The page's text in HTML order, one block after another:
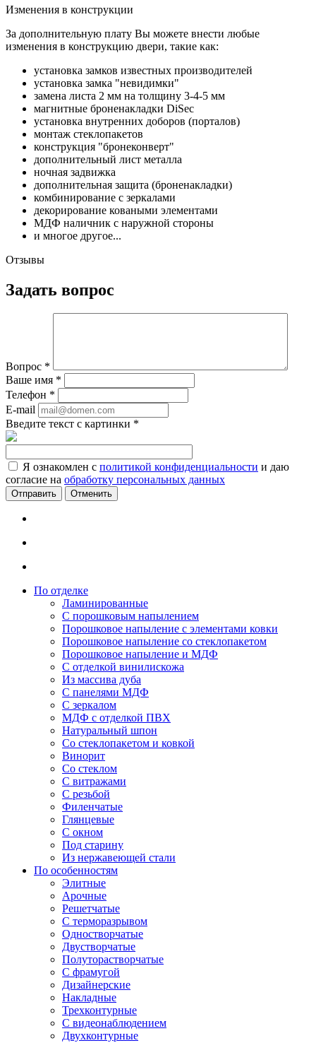
Изменения в конструкции
За дополнительную плату Вы можете внести любые
изменения в конструкцию двери, такие как:
установка замков известных производителей
установка замка "невидимки"
замена листа 2 мм на толщину 3-4-5 мм
магнитные броненакладки DiSec
установка внутренних доборов (порталов)
монтаж стеклопакетов
конструкция "бронеконверт"
дополнительный лист металла
ночная задвижка
дополнительная защита (броненакладки)
комбинирование с зеркалами
декорирование коваными элементами
МДФ наличник с наружной стороны
и многое другое...
Отзывы
Задать вопрос
Вопрос *
Ваше имя *
Телефон *
E-mail
Введите текст с картинки *
Я ознакомлен с политикой конфиденциальности и даю
согласие на обработку персональных данных
Отменить
По отделке
Ламинированные
С порошковым напылением
Порошковое напыление с элементами ковки
Порошковое напыление со стеклопакетом
Порошковое напыление и МДФ
С отделкой винилискожа
Из массива дуба
С панелями МДФ
С зеркалом
МДФ с отделкой ПВХ
Натуральный шпон
Со стеклопакетом и ковкой
Винорит
Со стеклом
С витражами
С резьбой
Филенчатые
Глянцевые
С окном
Под старину
Из нержавеющей стали
По особенностям
Элитные
Арочные
Решетчатые
С терморазрывом
Одностворчатые
Двустворчатые
Полуторастворчатые
С фрамугой
Дизайнерские
Накладные
Трехконтурные
С видеонаблюдением
Двухконтурные